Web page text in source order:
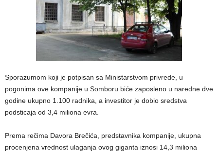
Sporazumom koji je potpisan sa Ministarstvom privrede, u
pogonima ove kompanije u Somboru biće zaposleno u naredne dve
godine ukupno 1.100 radnika, a investitor je dobio sredstva
podsticaja od 3,4 miliona evra.
Prema rečima Davora Brečića, predstavnika kompanije, ukupna
procenjena vrednost ulaganja ovog giganta iznosi 14,3 miliona